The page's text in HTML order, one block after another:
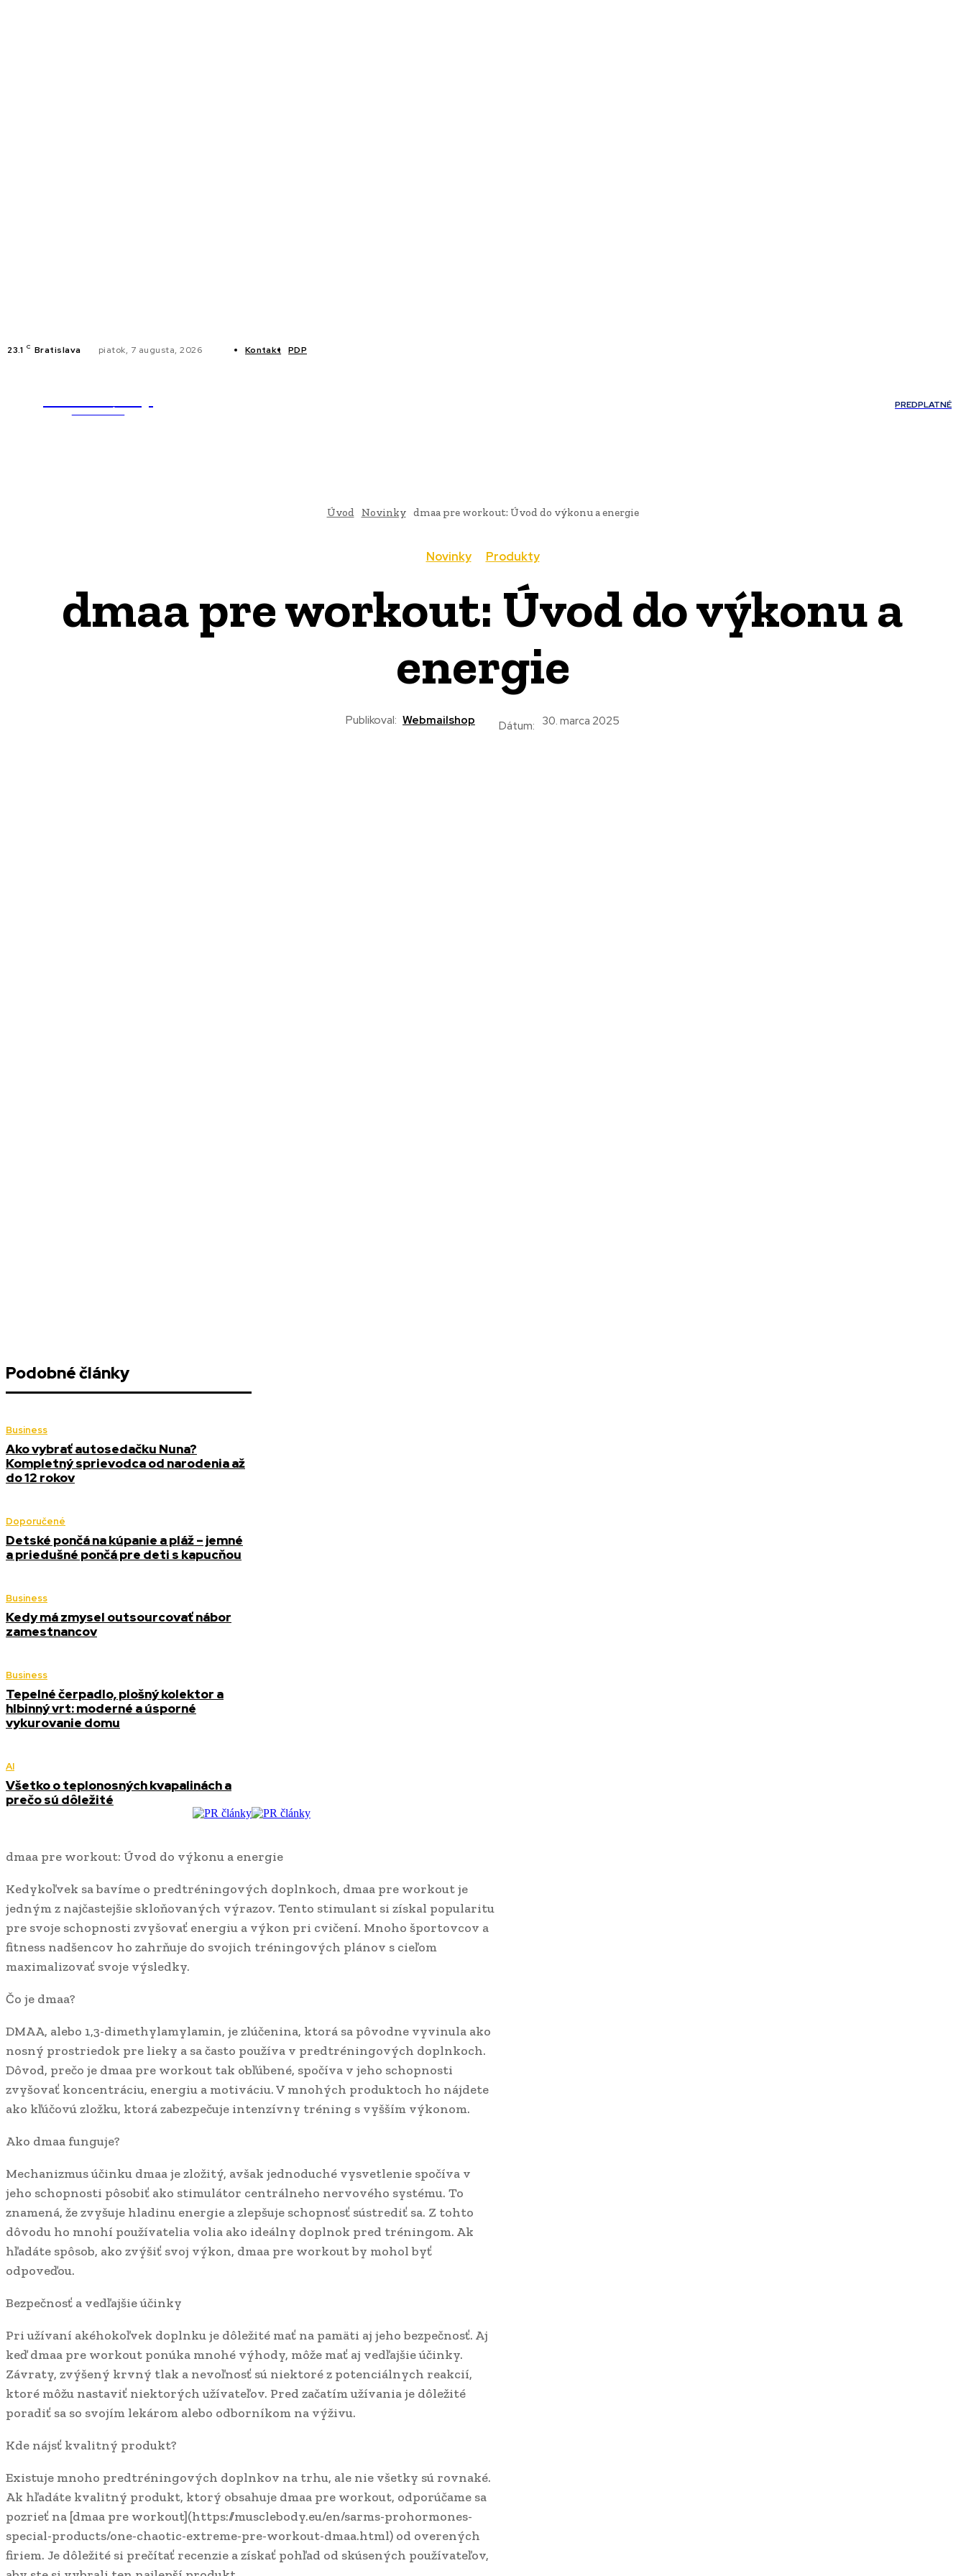
23.1 C Bratislava piatok, 7 augusta, 2026 Kontakt PDP
PREDPLATNÉ
Úvod Novinky dmaa pre workout: Úvod do výkonu a energie
Novinky Produkty
dmaa pre workout: Úvod do výkonu a
energie
Publikoval: Webmailshop Dátum: 30. marca 2025
Podobné články
Business
Ako vybrať autosedačku Nuna?
Kompletný sprievodca od narodenia až
do 12 rokov
Doporučené
Detské pončá na kúpanie a pláž – jemné
a priedušné pončá pre deti s kapucňou
Business
Kedy má zmysel outsourcovať nábor
zamestnancov
Business
Tepelné čerpadlo, plošný kolektor a
hlbinný vrt: moderné a úsporné
vykurovanie domu
AI
Všetko o teplonosných kvapalinách a
prečo sú dôležité
dmaa pre workout: Úvod do výkonu a energie
Kedykoľvek sa bavíme o predtréningových doplnkoch, dmaa pre workout je
jedným z najčastejšie skloňovaných výrazov. Tento stimulant si získal popularitu
pre svoje schopnosti zvyšovať energiu a výkon pri cvičení. Mnoho športovcov a
fitness nadšencov ho zahrňuje do svojich tréningových plánov s cieľom
maximalizovať svoje výsledky.
Čo je dmaa?
DMAA, alebo 1,3-dimethylamylamin, je zlúčenina, ktorá sa pôvodne vyvinula ako
nosný prostriedok pre lieky a sa často používa v predtréningových doplnkoch.
Dôvod, prečo je dmaa pre workout tak obľúbené, spočíva v jeho schopnosti
zvyšovať koncentráciu, energiu a motiváciu. V mnohých produktoch ho nájdete
ako kľúčovú zložku, ktorá zabezpečuje intenzívny tréning s vyšším výkonom.
Ako dmaa funguje?
Mechanizmus účinku dmaa je zložitý, avšak jednoduché vysvetlenie spočíva v
jeho schopnosti pôsobiť ako stimulátor centrálneho nervového systému. To
znamená, že zvyšuje hladinu energie a zlepšuje schopnosť sústrediť sa. Z tohto
dôvodu ho mnohí používatelia volia ako ideálny doplnok pred tréningom. Ak
hľadáte spôsob, ako zvýšiť svoj výkon, dmaa pre workout by mohol byť
odpoveďou.
Bezpečnosť a vedľajšie účinky
Pri užívaní akéhokoľvek doplnku je dôležité mať na pamäti aj jeho bezpečnosť. Aj
keď dmaa pre workout ponúka mnohé výhody, môže mať aj vedľajšie účinky.
Závraty, zvýšený krvný tlak a nevoľnosť sú niektoré z potenciálnych reakcií,
ktoré môžu nastaviť niektorých užívateľov. Pred začatím užívania je dôležité
poradiť sa so svojím lekárom alebo odborníkom na výživu.
Kde nájsť kvalitný produkt?
Existuje mnoho predtréningových doplnkov na trhu, ale nie všetky sú rovnaké.
Ak hľadáte kvalitný produkt, ktorý obsahuje dmaa pre workout, odporúčame sa
pozrieť na [dmaa pre workout](https://musclebody.eu/en/sarms-prohormones-
special-products/one-chaotic-extreme-pre-workout-dmaa.html) od overených
firiem. Je dôležité si prečítať recenzie a získať pohľad od skúsených používateľov,